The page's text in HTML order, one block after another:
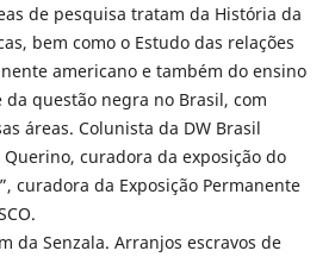
de pesquisa tratam da História da
bem como o Estudo das relações
americano e também do ensino
questão negra no Brasil, com
áreas. Colunista da DW Brasil
curadora da exposição do
curadora da Exposição Permanente
da Senzala. Arranjos escravos de